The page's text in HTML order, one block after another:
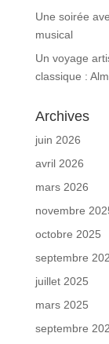
Une soirée
musical
Un voyage
classique :
Archives
juin 2026
avril 2026
mars 2026
novembre
octobre 2025
septembre
juillet 2025
mars 2025
septembre